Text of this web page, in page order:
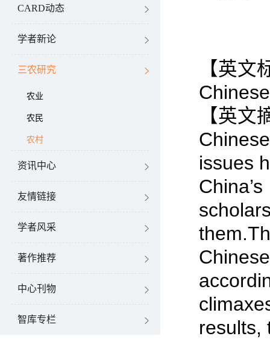
CARD动态
学者新论
三农研究
农业
农民
农村
资讯中心
友情链接
学者风采
著作推荐
中心刊物
智库专栏
【英
【英
issues